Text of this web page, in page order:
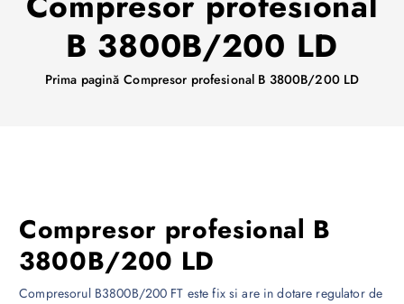
B 3800B/200 LD
Prima pagină Compresor profesional B 3800B/200 LD
Compresor profesional B
3800B/200 LD
Compresorul B3800B/200 FT este fix si are in dotare regulator de